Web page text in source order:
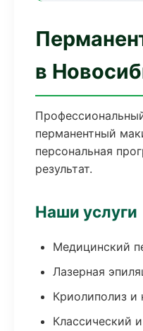
в
перманентный
персональная
результат.
Наши услуги
Медицинский
Лазерная
Криолиполиз и
Классический